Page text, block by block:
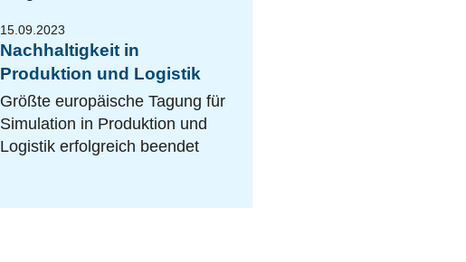
15.09.2023
Nachhaltigkeit in
Produktion und Logistik
Größte europäische Tagung für
Simulation in Produktion und
Logistik erfolgreich beendet